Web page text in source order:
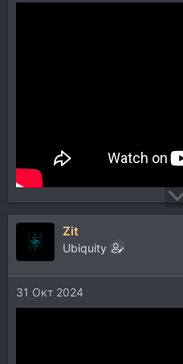
Zit
Ubiquity
31 Окт 2024